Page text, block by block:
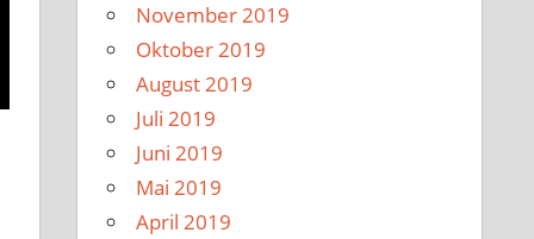
November 2019
Oktober 2019
August 2019
Juli 2019
Juni 2019
Mai 2019
April 2019